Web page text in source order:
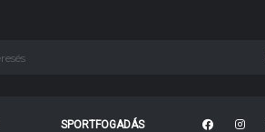
SPORTFOGADÁS